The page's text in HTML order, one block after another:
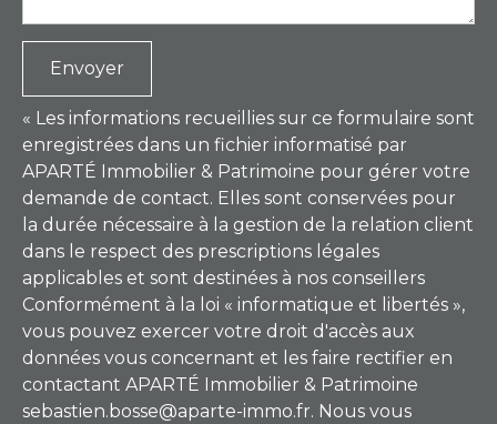
Envoyer
« Les informations recueillies sur ce formulaire sont
enregistrées dans un fichier informatisé par
APARTÉ Immobilier & Patrimoine pour gérer votre
demande de contact. Elles sont conservées pour
la durée nécessaire à la gestion de la relation client
dans le respect des prescriptions légales
applicables et sont destinées à nos conseillers
Conformément à la loi « informatique et libertés »,
vous pouvez exercer votre droit d'accès aux
données vous concernant et les faire rectifier en
contactant APARTÉ Immobilier & Patrimoine
sebastien.bosse@aparte-immo.fr. Nous vous